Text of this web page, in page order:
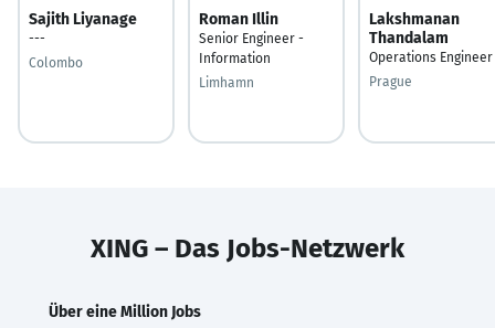
Sajith Liyanage
---
Colombo
Roman Illin
Senior Engineer -
Information
Limhamn
Lakshmanan
Thandalam
Operations Engineer
Prague
XING – Das Jobs-Netzwerk
Über eine Million Jobs